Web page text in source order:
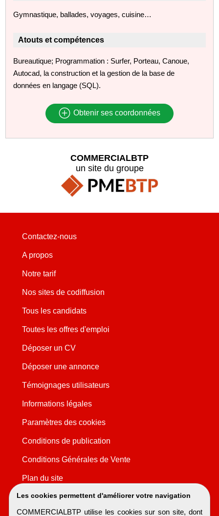
Gymnastique, ballades, voyages, cuisine…
Atouts et compétences
Bureautique; Programmation : Surfer, Porteau, Canoue,
Autocad, la construction et la gestion de la base de
données en langage (SQL).
Obtenir ses coordonnées
Les cookies permettent d'améliorer votre navigation
COMMERCIALBTP utilise les cookies sur son site, dont
COMMERCIALBTP
un site du groupe
Contactez-nous
A propos
Notre tarif
Nos sites de codiffusion
Tous les candidats
Toutes les offres d'emploi
Déposer un CV
Déposer une annonce
Témoignages utilisateurs
Informations légales
Paramètres des cookies
Conditions de publication
Conditions Générales de Vente
Plan du site